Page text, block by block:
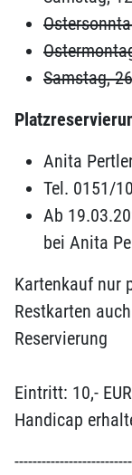
Samstag,
Anita
Tel. 0151/
Ab
bei Anita
Kartenkauf nur
Restkarten
Reservierung
Eintritt: 10,-
Handicap